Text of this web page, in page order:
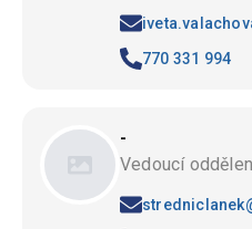
770 331 994
-
Vedoucí